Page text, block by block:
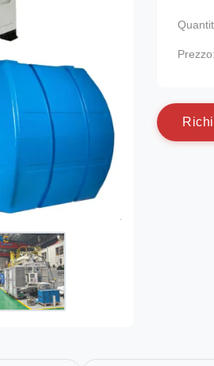
Prezzo:
Richi